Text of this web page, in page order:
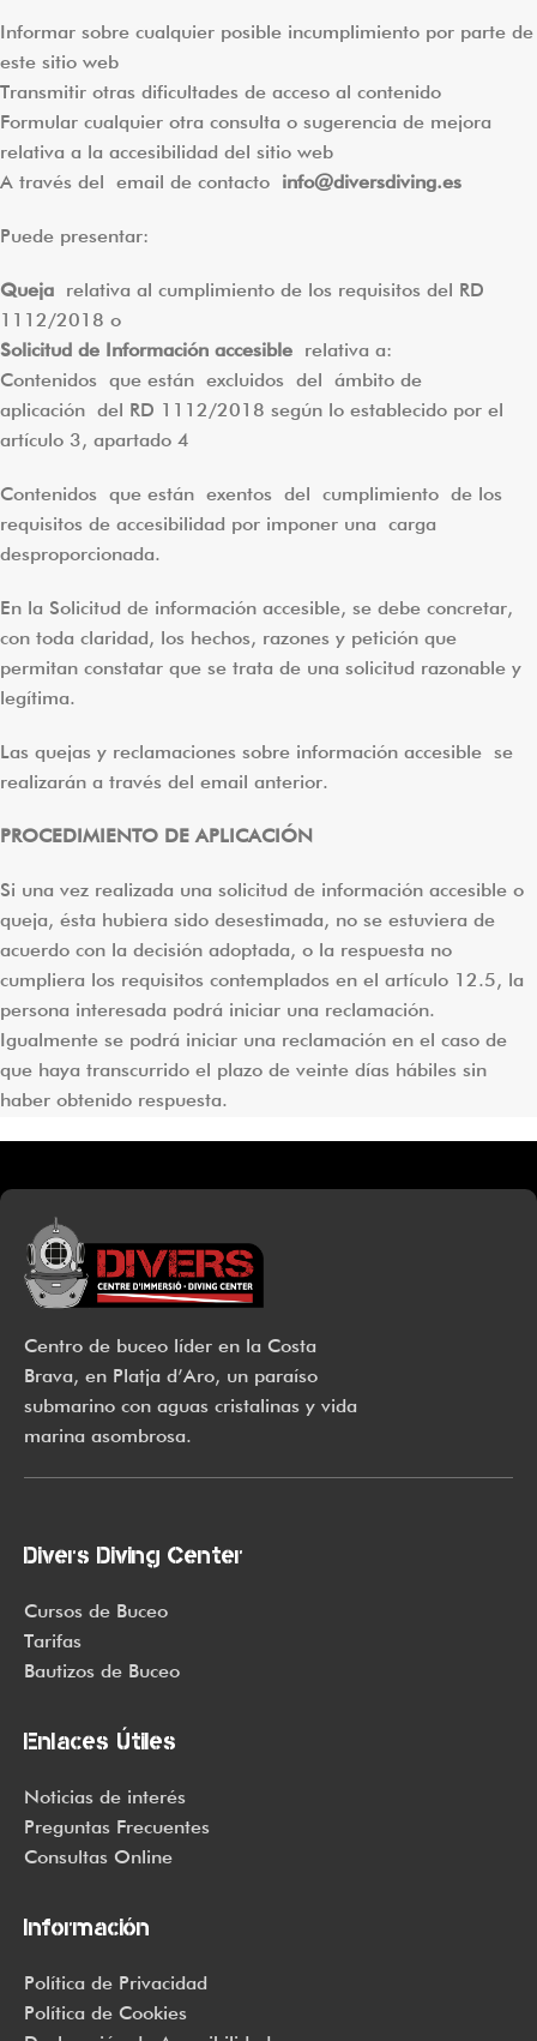
Informar sobre cualquier posible incumplimiento por parte de
este sitio web
Transmitir otras dificultades de acceso al contenido
Formular cualquier otra consulta o sugerencia de mejora
relativa a la accesibilidad del sitio web
A través del email de contacto info@diversdiving.es
Puede presentar:
Queja relativa al cumplimiento de los requisitos del RD
1112/2018 o
Solicitud de Información accesible relativa a:
Contenidos que están excluidos del ámbito de
aplicación del RD 1112/2018 según lo establecido por el
artículo 3, apartado 4
Contenidos que están exentos del cumplimiento de los
requisitos de accesibilidad por imponer una carga
desproporcionada.
En la Solicitud de información accesible, se debe concretar,
con toda claridad, los hechos, razones y petición que
permitan constatar que se trata de una solicitud razonable y
legítima.
Las quejas y reclamaciones sobre información accesible se
realizarán a través del email anterior.
PROCEDIMIENTO DE APLICACIÓN
Si una vez realizada una solicitud de información accesible o
queja, ésta hubiera sido desestimada, no se estuviera de
acuerdo con la decisión adoptada, o la respuesta no
cumpliera los requisitos contemplados en el artículo 12.5, la
persona interesada podrá iniciar una reclamación.
Igualmente se podrá iniciar una reclamación en el caso de
que haya transcurrido el plazo de veinte días hábiles sin
haber obtenido respuesta.
Centro de buceo líder en la Costa
Brava, en Platja d’Aro, un paraíso
submarino con aguas cristalinas y vida
marina asombrosa.
Divers Diving Center
Cursos de Buceo
Tarifas
Bautizos de Buceo
Enlaces Útiles
Noticias de interés
Preguntas Frecuentes
Consultas Online
Información
Política de Privacidad
Política de Cookies